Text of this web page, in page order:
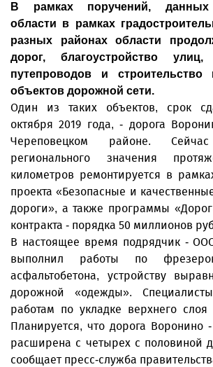
В рамках поручений, данных
области в рамках
разных районах области
дорог, благоустройство улиц,
путепроводов и
объектов дорожной сети.
Один из таких объектов, срок
октября 2019 года, - дорога
Череповецком районе.
регионального значения
километров ремонтируется в
проекта «Безопасные и
дороги», а также программы
контракта - порядка 50 миллионов
В настоящее время подрядчик -
выполнил работы по
асфальтобетона, устройству
дорожной «одежды».
работам по укладке верхнего слоя
Планируется, что дорога Воронино
расширена с четырех с половиной
сообщает пресс-служба